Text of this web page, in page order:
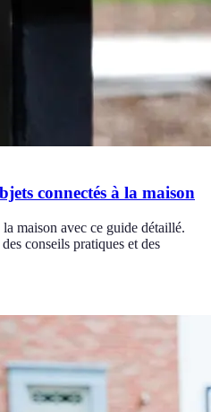
connectés à la maison
maison avec ce guide détaillé.
conseils pratiques et des